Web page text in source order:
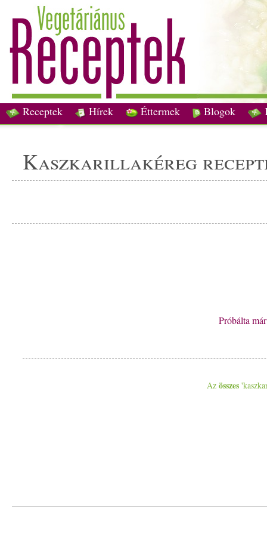
Receptek Hírek Éttermek Blogok
kaszkarillakéreg
Próbálta
Azösszes